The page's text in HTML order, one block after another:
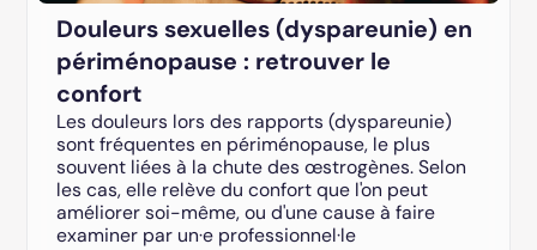
Douleurs sexuelles (dyspareunie) en
périménopause : retrouver le
confort
Les douleurs lors des rapports (dyspareunie)
sont fréquentes en périménopause, le plus
souvent liées à la chute des œstrogènes. Selon
les cas, elle relève du confort que l'on peut
améliorer soi-même, ou d'une cause à faire
examiner par un·e professionnel·le